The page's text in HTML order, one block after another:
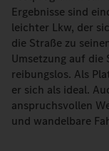
Ergebnisse sind
leichter Lkw, der
die Straße zu
Umsetzung auf
reibungslos. Als
er sich als ideal.
anspruchsvollen
und wandelbare